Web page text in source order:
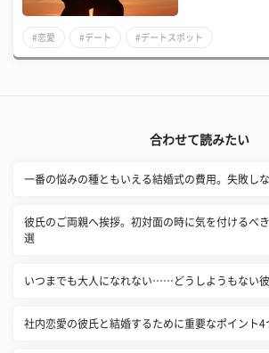
#恋愛 #デート #デートスポット
合わせて読みたい
一番の悩みの種ともいえる結婚式の費用。失敗し
彼氏のご両親へ挨拶。初対面の時に気を付けるべ
選
いつまでも大人になれない……どうしようもない
社内恋愛の彼氏と結婚するために重要なポイント4